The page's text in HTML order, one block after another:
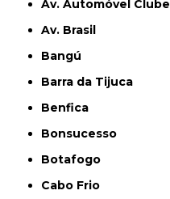
Av. Automóvel Clube
Av. Brasil
Bangú
Barra da Tijuca
Benfica
Bonsucesso
Botafogo
Cabo Frio